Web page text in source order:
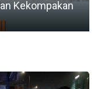
Kekompakan